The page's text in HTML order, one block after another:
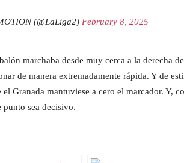
(@LaLiga2) February 8, 2025
marchaba desde muy cerca a la derecha
de manera extremadamente rápida. Y de
Granada mantuviese a cero el marcador. Y,
punto sea decisivo.